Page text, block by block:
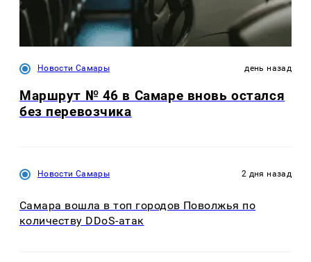
Новости Самары день назад
Маршрут № 46 в Самаре вновь остался
без перевозчика
Новости Самары 2 дня назад
Самара вошла в топ городов Поволжья по
количеству DDoS-атак